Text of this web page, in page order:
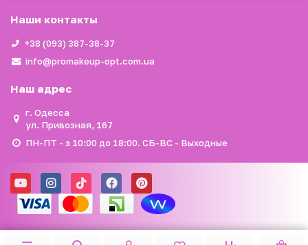
Наши контакты
+38 (093) 387-38-37
info@promakeup-opt.com.ua
Наш адрес
г. Одесса
ул. Привозная, 167
ПН-ПТ - з 10:00 до 18:00. СБ-ВС - Выходные